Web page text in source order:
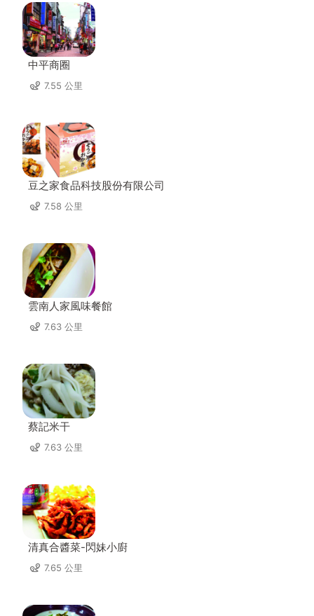
中平商圈
7.55 公里
豆之家食品科技股份有限公司
7.58 公里
雲南人家風味餐館
7.63 公里
蔡記米干
7.63 公里
清真合醬菜-閃妹小廚
7.65 公里